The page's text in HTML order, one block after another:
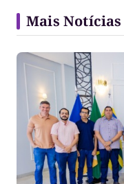
Mais Notícias